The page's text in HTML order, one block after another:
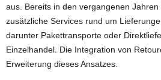
aus. Bereits in den vergangenen
zusätzliche Services rund um
darunter Pakettransporte oder
Einzelhandel. Die Integration von
Erweiterung dieses Ansatzes.